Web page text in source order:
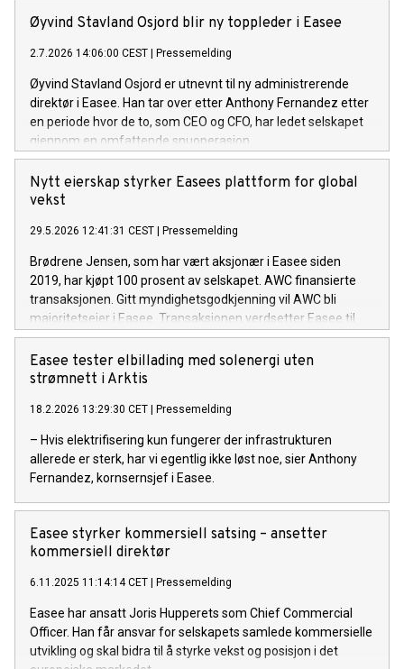
Øyvind Stavland Osjord blir ny toppleder i Easee
2.7.2026 14:06:00 CEST | Pressemelding
Øyvind Stavland Osjord er utnevnt til ny administrerende
direktør i Easee. Han tar over etter Anthony Fernandez etter
en periode hvor de to, som CEO og CFO, har ledet selskapet
gjennom en omfattende snuoperasjon.
Nytt eierskap styrker Easees plattform for global
vekst
29.5.2026 12:41:31 CEST | Pressemelding
Brødrene Jensen, som har vært aksjonær i Easee siden
2019, har kjøpt 100 prosent av selskapet. AWC finansierte
transaksjonen. Gitt myndighetsgodkjenning vil AWC bli
majoritetseier i Easee. Transaksjonen verdsetter Easee til
cirka 1,6 milliarder kroner.
Easee tester elbillading med solenergi uten
strømnett i Arktis
18.2.2026 13:29:30 CET | Pressemelding
– Hvis elektrifisering kun fungerer der infrastrukturen
allerede er sterk, har vi egentlig ikke løst noe, sier Anthony
Fernandez, kornsernsjef i Easee.
Easee styrker kommersiell satsing – ansetter
kommersiell direktør
6.11.2025 11:14:14 CET | Pressemelding
Easee har ansatt Joris Hupperets som Chief Commercial
Officer. Han får ansvar for selskapets samlede kommersielle
utvikling og skal bidra til å styrke vekst og posisjon i det